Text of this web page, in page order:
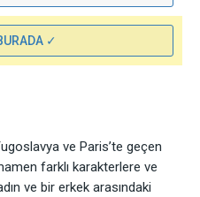
✓
ve Paris’te geçen
farklı karakterlere ve
ve bir erkek arasındaki